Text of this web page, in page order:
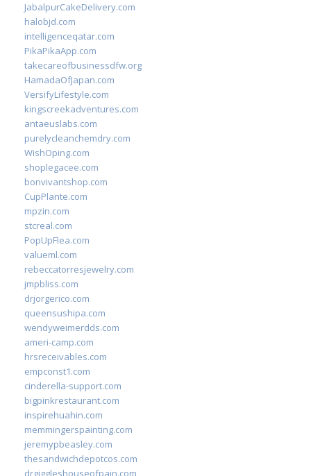
JabalpurCakeDelivery.com
halobjd.com
intelligenceqatar.com
PikaPikaApp.com
takecareofbusinessdfw.org
HamadaOfJapan.com
VersifyLifestyle.com
kingscreekadventures.com
antaeuslabs.com
purelycleanchemdry.com
WishOping.com
shoplegacee.com
bonvivantshop.com
CupPlante.com
mpzin.com
stcreal.com
PopUpFlea.com
valueml.com
rebeccatorresjewelry.com
jmpbliss.com
drjorgerico.com
queensushipa.com
wendyweimerdds.com
ameri-camp.com
hrsreceivables.com
empconst1.com
cinderella-support.com
bigpinkrestaurant.com
inspirehuahin.com
memmingerspainting.com
jeremypbeasley.com
thesandwichdepotcos.com
drgiggleshouseofpain.com